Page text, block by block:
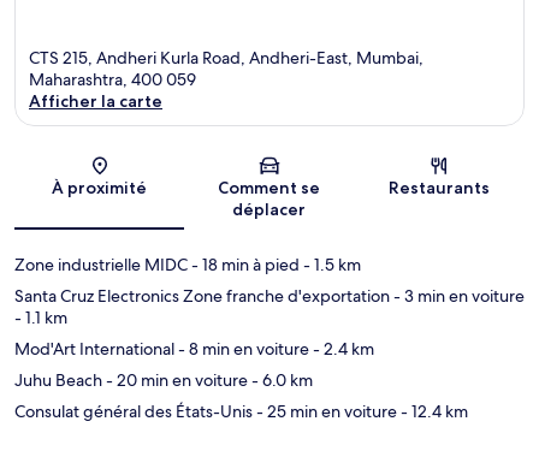
CTS 215, Andheri Kurla Road, Andheri-East, Mumbai,
Maharashtra, 400 059
Afficher la carte
À proximité
Comment se
déplacer
Restaurants
Zone industrielle MIDC- 18 min à pied - 1.5 km
Santa Cruz Electronics Zone franche d'exportation- 3 min en voiture
- 1.1 km
Mod'Art International- 8 min en voiture- 2.4 km
Juhu Beach- 20 min en voiture- 6.0 km
Consulat général des États-Unis- 25 min en voiture- 12.4 km